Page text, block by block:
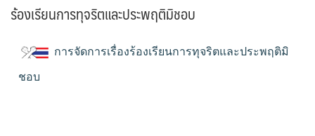
ร้องเรียนการทุจริตและประพฤติมิชอบ
การจัดการเรื่องร้องเรียนการทุจริตและประพฤติมิ
ชอบ